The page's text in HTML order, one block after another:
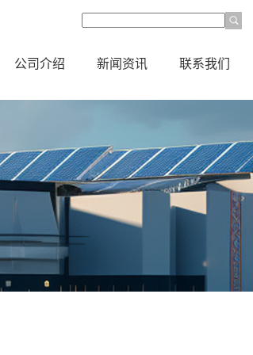
公司介绍 新闻资讯 联系我们